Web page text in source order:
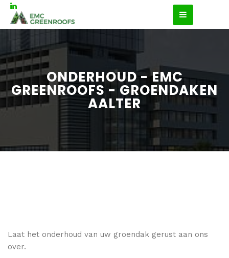
ONDERHOUD - EMC
GREENROOFS - GROENDAKEN
AALTER
Laat het onderhoud van uw groendak gerust aan ons
over.